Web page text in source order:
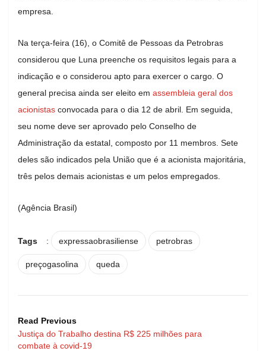
empresa.
Na terça-feira (16), o Comitê de Pessoas da Petrobras
considerou que Luna preenche os requisitos legais para a
indicação e o considerou apto para exercer o cargo. O
general precisa ainda ser eleito em assembleia geral dos
acionistas convocada para o dia 12 de abril. Em seguida,
seu nome deve ser aprovado pelo Conselho de
Administração da estatal, composto por 11 membros. Sete
deles são indicados pela União que é a acionista majoritária,
três pelos demais acionistas e um pelos empregados.
(Agência Brasil)
Tags : expressaobrasiliense petrobras
preçogasolina queda
Read Previous
Justiça do Trabalho destina R$ 225 milhões para
combate à covid-19